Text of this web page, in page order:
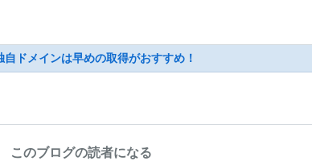
自ドメインは早めの取得がおすすめ！
このブログの読者になる